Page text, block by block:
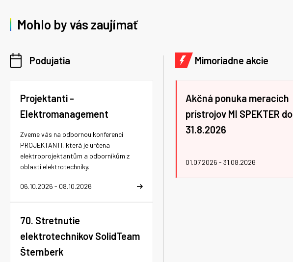
Mohlo by vás zaujímať
Podujatia
Projektanti -
Elektromanagement
06.10.2026 - 08.10.2026
Zveme vás na odbornou konferenci
PROJEKTANTI, která je určena
elektroprojektantům a odborníkům z
oblasti elektrotechniky.
70. Stretnutie
elektrotechnikov SolidTeam
Šternberk
Mimoriadne akcie
Akčná ponuka meracích
prístrojov MI SPEKTER do
31.8.2026
01.07.2026 - 31.08.2026